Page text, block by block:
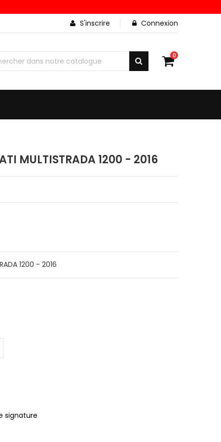
S'inscrire
Connexion
0
MULTISTRADA 1200 - 2016
1200 - 2016
signature